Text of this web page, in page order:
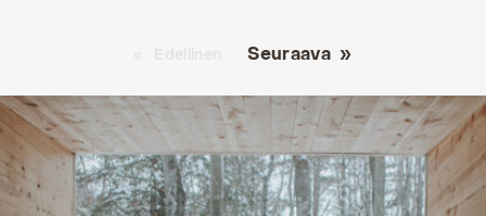
Seuraava